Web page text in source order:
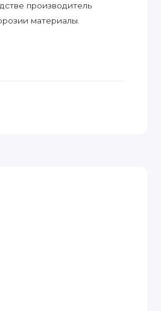
производитель
материалы.